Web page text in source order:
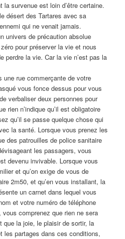
survenue est loin d’être certaine.
désert des Tartares avec sa
qui ne venait jamais.
univers de précaution absolue
pour préserver la vie et nous
perdre la vie. Car la vie n’est pas la
une rue commerçante de votre
vous fonce dessus pour vous
verbaliser deux personnes pour
rien n’indique qu’il est obligatoire
qu’il se passe quelque chose qui
la santé. Lorsque vous prenez les
des patrouilles de police sanitaire
les passagers, vous
devenu invivable. Lorsque vous
et qu’on exige de vous de
2m50, et qu’en vous installant, la
un carnet dans lequel vous
et votre numéro de téléphone
comprenez que rien ne sera
la joie, le plaisir de sortir, la
les partages dans ces conditions,